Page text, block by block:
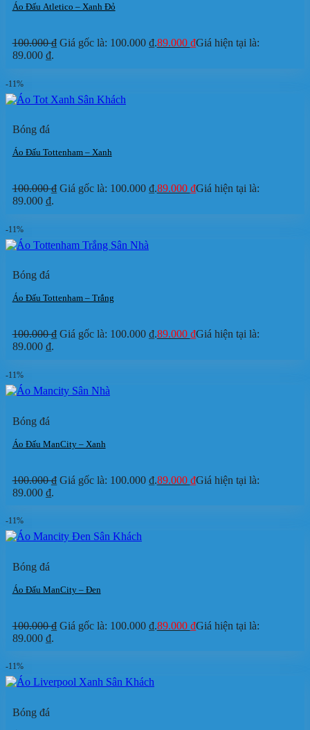
Áo Đấu Atletico – Xanh Đỏ
100.000₫ Giá gốc là: 100.000 ₫.89.000 ₫Giá hiện tại là:
89.000 ₫.
-11%
Bóng đá
Áo Đấu Tottenham – Xanh
100.000₫ Giá gốc là: 100.000 ₫.89.000 ₫Giá hiện tại là:
89.000 ₫.
-11%
Bóng đá
Áo Đấu Tottenham – Trắng
100.000₫ Giá gốc là: 100.000 ₫.89.000 ₫Giá hiện tại là:
89.000 ₫.
-11%
Bóng đá
Áo Đấu ManCity – Xanh
100.000₫ Giá gốc là: 100.000 ₫.89.000 ₫Giá hiện tại là:
89.000 ₫.
-11%
Bóng đá
Áo Đấu ManCity – Đen
100.000₫ Giá gốc là: 100.000 ₫.89.000 ₫Giá hiện tại là:
89.000 ₫.
-11%
Bóng đá